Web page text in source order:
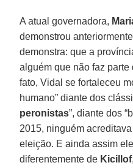
A atual governadora,
demonstrou
demonstra: que a
alguém que não faz parte
fato, Vidal se fortaleceu
humano” diante dos
peronistas”, diante dos
2015, ninguém
eleição. E ainda assim
diferentemente de Kicillof